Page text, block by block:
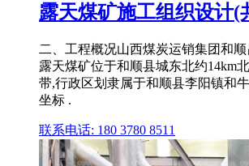
露天煤矿施工组织设计(
二、工程概况山西煤炭运销集团和
露天煤矿位于和顺县城东北约14km
带,行政区划隶属于和顺县李阳镇和
坐标 .
联系电话: 180 3780 8511